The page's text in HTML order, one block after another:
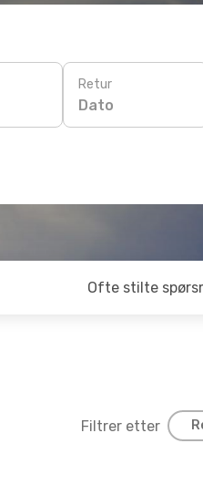
Retur
Dato
Ofte stilte
Filtrer etter